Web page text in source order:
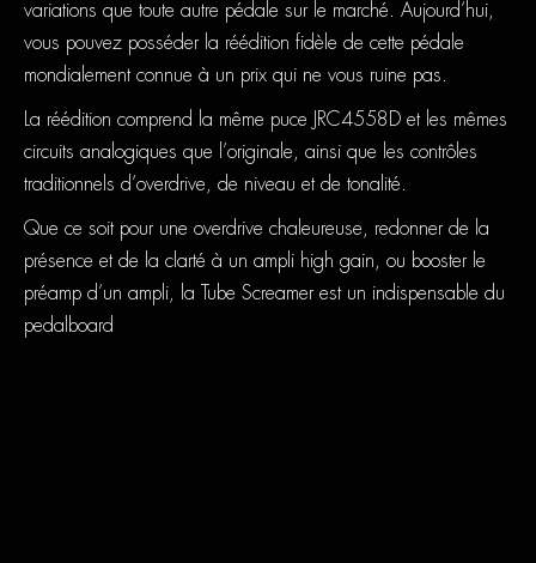
variations que toute autre pédale sur le marché. Aujourd’hui,
vous pouvez posséder la réédition fidèle de cette pédale
mondialement connue à un prix qui ne vous ruine pas.
La réédition comprend la même puce JRC4558D et les mêmes
circuits analogiques que l’originale, ainsi que les contrôles
traditionnels d’overdrive, de niveau et de tonalité.
Que ce soit pour une overdrive chaleureuse, redonner de la
présence et de la clarté à un ampli high gain, ou booster le
préamp d’un ampli, la Tube Screamer est un indispensable du
pedalboard